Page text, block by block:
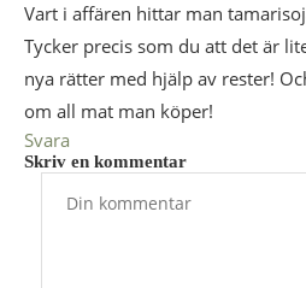
Vart i affären hittar man
Tycker precis som du att det är
nya rätter med hjälp av rester!
om all mat man köper!
Svara
Skriv en kommentar